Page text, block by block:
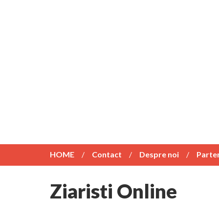
HOME Contact Despre noi
Ziaristi Online